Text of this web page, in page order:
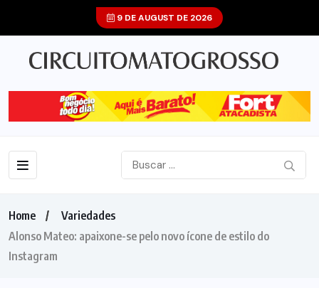
9 DE AUGUST DE 2026
Home
Variedades
Alonso Mateo: apaixone-se pelo novo ícone de estilo do
Instagram